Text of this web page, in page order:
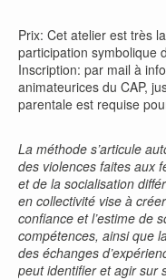
Prix: Cet atelier est très
participation symbolique
Inscription: par mail à
animateurices du CAP,
parentale est requise
La méthode s’articule
des violences faites aux
et de la socialisation
en collectivité vise à
confiance et l’estime de
compétences, ainsi que
des échanges
peut identifier et agir sur